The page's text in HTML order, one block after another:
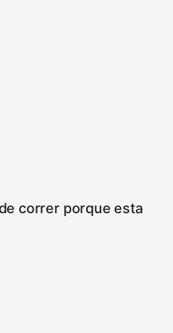
correr porque esta